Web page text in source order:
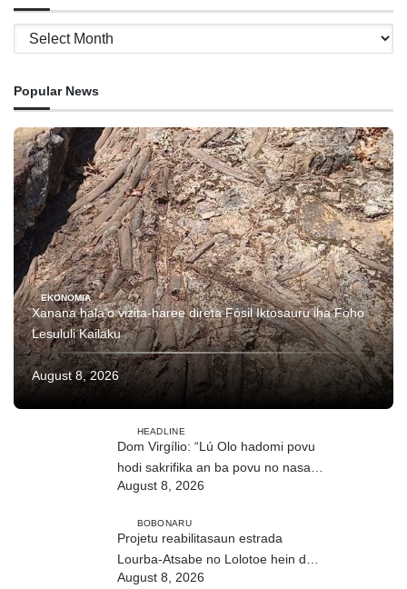
Archives
Popular News
EKONOMIA
Xanana hala’o vizita-haree direta Fósil Iktosauru iha Foho
Lesululi Kailaku
August 8, 2026
HEADLINE
Dom Virgílio: “Lú Olo hadomi povu
hodi sakrifika an ba povu no nasaun
ho fuan”
August 8, 2026
BOBONARU
Projetu reabilitasaun estrada
Lourba-Atsabe no Lolotoe hein de’it
vistu tribunál
August 8, 2026